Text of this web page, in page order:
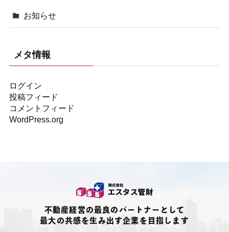
お知らせ
メタ情報
ログイン
投稿フィード
コメントフィード
WordPress.org
不動産経営の最良のパートナーとして
最大の共感を生み出す企業を目指します